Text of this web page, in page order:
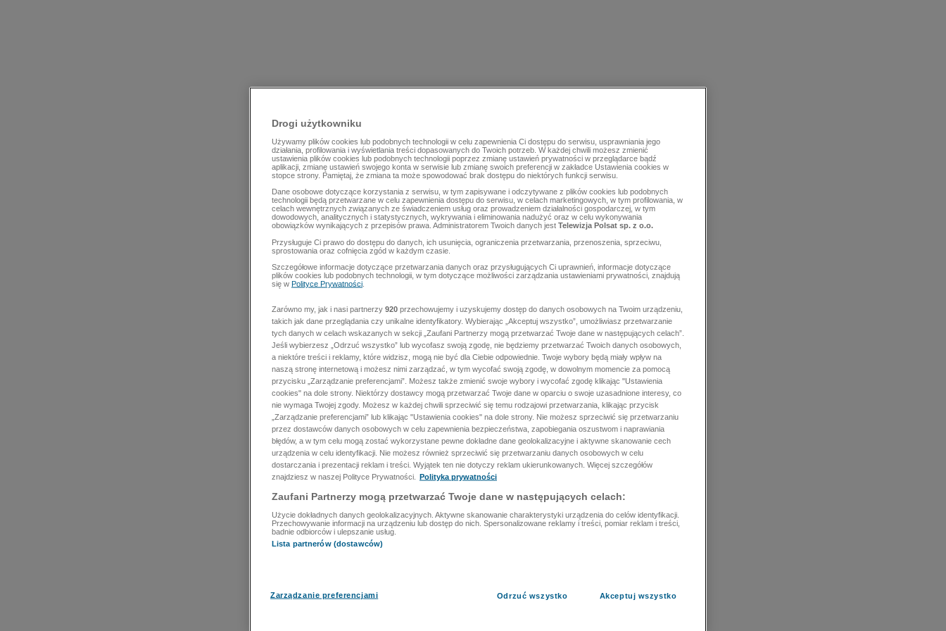
Drogi użytkowniku
Używamy plików cookies lub podobnych technologii w celu zapewnienia Ci dostępu do serwisu, usprawniania jego
działania, profilowania i wyświetlania treści dopasowanych do Twoich potrzeb. W każdej chwili możesz zmienić
ustawienia plików cookies lub podobnych technologii poprzez zmianę ustawień prywatności w przeglądarce bądź
aplikacji, zmianę ustawień swojego konta w serwisie lub zmianę swoich preferencji w zakładce Ustawienia cookies w
stopce strony. Pamiętaj, że zmiana ta może spowodować brak dostępu do niektórych funkcji serwisu.
Dane osobowe dotyczące korzystania z serwisu, w tym zapisywane i odczytywane z plików cookies lub podobnych
technologii będą przetwarzane w celu zapewnienia dostępu do serwisu, w celach marketingowych, w tym profilowania, w
celach wewnętrznych związanych ze świadczeniem usług oraz prowadzeniem działalności gospodarczej, w tym
dowodowych, analitycznych i statystycznych, wykrywania i eliminowania nadużyć oraz w celu wykonywania
obowiązków wynikających z przepisów prawa. Administratorem Twoich danych jest Telewizja Polsat sp. z o.o.
Przysługuje Ci prawo do dostępu do danych, ich usunięcia, ograniczenia przetwarzania, przenoszenia, sprzeciwu,
sprostowania oraz cofnięcia zgód w każdym czasie.
Szczegółowe informacje dotyczące przetwarzania danych oraz przysługujących Ci uprawnień, informacje dotyczące
plików cookies lub podobnych technologii, w tym dotyczące możliwości zarządzania ustawieniami prywatności, znajdują
się w Polityce Prywatności
Zarówno my, jak i nasi partnerzy 920 przechowujemy i uzyskujemy dostęp do danych osobowych na Twoim urządzeniu,
takich jak dane przeglądania czy unikalne identyfikatory. Wybierając „Akceptuj wszystko”, umożliwiasz przetwarzanie
tych danych w celach wskazanych w sekcji „Zaufani Partnerzy mogą przetwarzać Twoje dane w następujących celach”.
Jeśli wybierzesz „Odrzuć wszystko” lub wycofasz swoją zgodę, nie będziemy przetwarzać Twoich danych osobowych,
a niektóre treści i reklamy, które widzisz, mogą nie być dla Ciebie odpowiednie. Twoje wybory będą miały wpływ na
naszą stronę internetową i możesz nimi zarządzać, w tym wycofać swoją zgodę, w dowolnym momencie za pomocą
przycisku „Zarządzanie preferencjami”. Możesz także zmienić swoje wybory i wycofać zgodę klikając "Ustawienia
cookies" na dole strony. Niektórzy dostawcy mogą przetwarzać Twoje dane w oparciu o swoje uzasadnione interesy, co
nie wymaga Twojej zgody. Możesz w każdej chwili sprzeciwić się temu rodzajowi przetwarzania, klikając przycisk
„Zarządzanie preferencjami” lub klikając "Ustawienia cookies" na dole strony. Nie możesz sprzeciwić się przetwarzaniu
przez dostawców danych osobowych w celu zapewnienia bezpieczeństwa, zapobiegania oszustwom i naprawiania
błędów, a w tym celu mogą zostać wykorzystane pewne dokładne dane geolokalizacyjne i aktywne skanowanie cech
urządzenia w celu identyfikacji. Nie możesz również sprzeciwić się przetwarzaniu danych osobowych w celu
dostarczania i prezentacji reklam i treści. Wyjątek ten nie dotyczy reklam ukierunkowanych. Więcej szczegółów
znajdziesz w naszej Polityce Prywatności.
Polityka prywatności
Zaufani Partnerzy mogą przetwarzać Twoje dane w następujących celach:
Użycie dokładnych danych geolokalizacyjnych. Aktywne skanowanie charakterystyki urządzenia do celów identyfikacji.
Przechowywanie informacji na urządzeniu lub dostęp do nich. Spersonalizowane reklamy i treści, pomiar reklam i treści,
badnie odbiorców i ulepszanie usług.
Lista partnerów (dostawców)
Zarządzanie preferencjami Odrzuć wszystko Akceptuj wszystko